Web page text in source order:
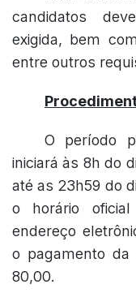
candidatos
exigida, bem
entre outros
O período
iniciará às 8h do
até as 23h59 do
o horário
endereço
o pagamento
80,00.